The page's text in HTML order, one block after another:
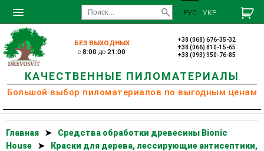
РУС УКР
БЕЗ ВЫХОДНЫХ
c8:00 до21:00
+38 (068) 676-35-32
+38 (066) 810-15-65
+38 (093) 950-76-85
КАЧЕСТВЕННЫЕ ПИЛОМАТЕРИАЛЫ
Большой выбор пиломатериалов по выгодным ценам
Главная ➤
Cредства обработки древесины Bionic
House
➤
Краски для дерева, лессирующие антисептики,